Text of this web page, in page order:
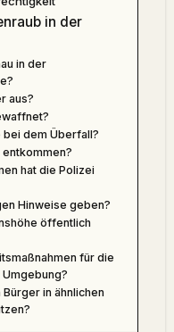
in der
in der
aus?
dem Überfall?
hat die Polizei
Hinweise geben?
öffentlich
für die
in ähnlichen